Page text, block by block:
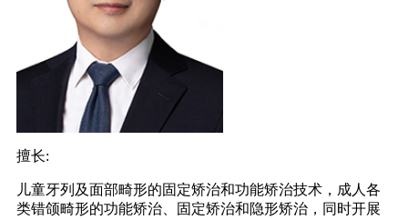
擅长:
儿童牙列及面部畸形的固定矫治和功能矫治技术，成人各
类错颌畸形的功能矫治、固定矫治和隐形矫治，同时开展